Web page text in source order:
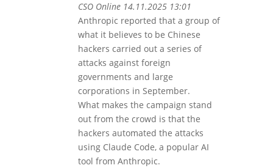
CSO Online 14.11.2025 13:01
Anthropic reported that a group of
what it believes to be Chinese
hackers carried out a series of
attacks against foreign
governments and large
corporations in September.
What makes the campaign stand
out from the crowd is that the
hackers automated the attacks
using Claude Code, a popular AI
tool from Anthropic.